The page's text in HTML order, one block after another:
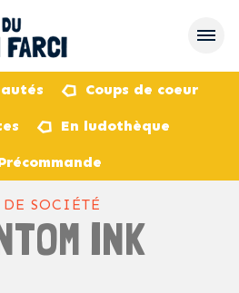
Coups de coeur
En ludothèque
DE SOCIÉTÉ
INK